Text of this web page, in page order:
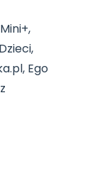
Ego